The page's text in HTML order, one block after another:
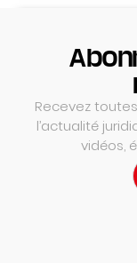
Recevez
l’actualité
vidéos,